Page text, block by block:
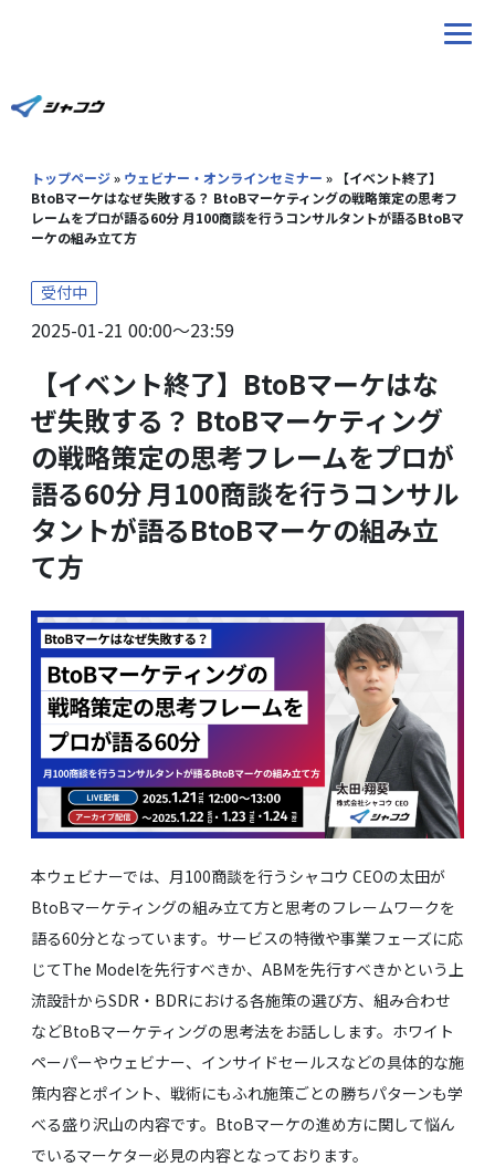
ホーム
サービス
ブログ
ウェビナー
導入事例
メディア掲載
会社概要
採用情報
お役立ち資料
トップページ» ウェビナー・オンラインセミナー »
【イベント終了】
BtoBマーケはなぜ失敗する？ BtoBマーケティングの戦略策定の思考フ
レームをプロが語る60分 月100商談を行うコンサルタントが語るBtoBマ
ーケの組み立て方
受付中
2025-01-21 00:00〜23:59
【イベント終了】BtoBマーケはな
ぜ失敗する？ BtoBマーケティング
の戦略策定の思考フレームをプロが
語る60分 月100商談を行うコンサル
タントが語るBtoBマーケの組み立
て方
本ウェビナーでは、月100商談を行うシャコウ CEOの太田が
BtoBマーケティングの組み立て方と思考のフレームワークを
語る60分となっています。サービスの特徴や事業フェーズに応
じてThe Modelを先行すべきか、ABMを先行すべきかという上
流設計からSDR・BDRにおける各施策の選び方、組み合わせ
などBtoBマーケティングの思考法をお話しします。ホワイト
ペーパーやウェビナー、インサイドセールスなどの具体的な施
策内容とポイント、戦術にもふれ施策ごとの勝ちパターンも学
べる盛り沢山の内容です。BtoBマーケの進め方に関して悩ん
でいるマーケター必見の内容となっております。